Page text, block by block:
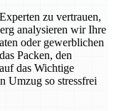
zu vertrauen,
analysieren wir Ihre
oder gewerblichen
Packen, den
das Wichtige
Umzug so stressfrei